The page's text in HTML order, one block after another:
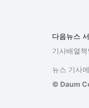
다음뉴스
기사배열
뉴스 기사
© Daum